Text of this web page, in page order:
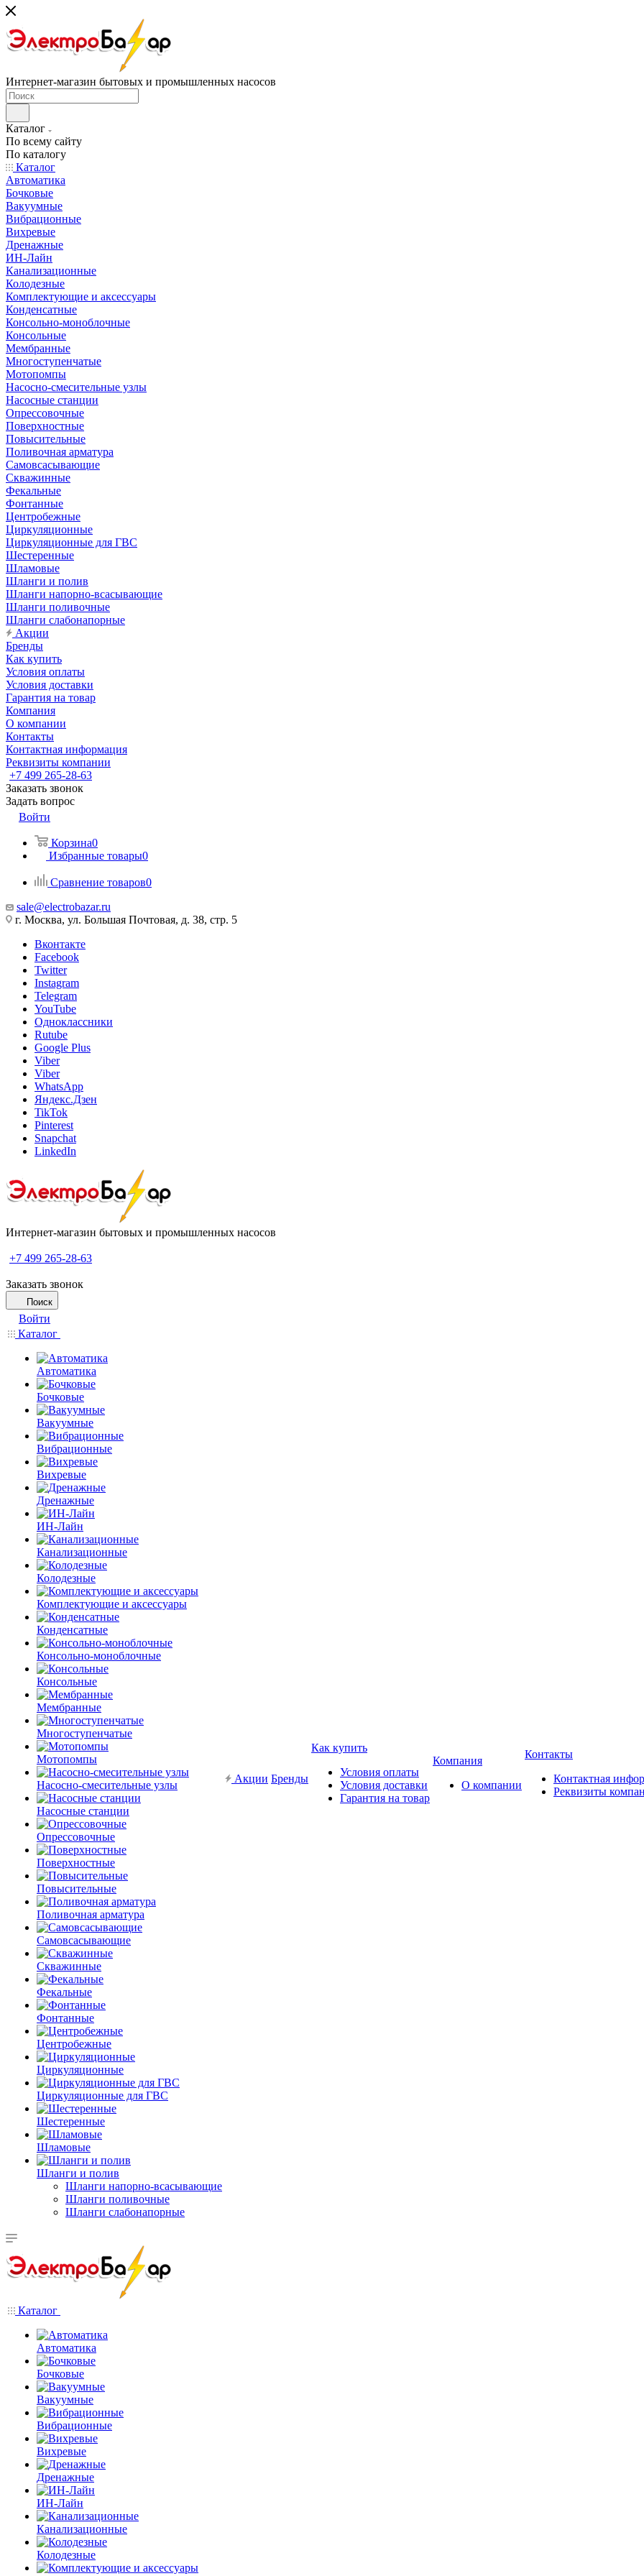
Интернет-магазин бытовых и промышленных насосов
Каталог
По всему сайту
По каталогу
Каталог
Автоматика
Бочковые
Вакуумные
Вибрационные
Вихревые
Дренажные
ИН-Лайн
Канализационные
Колодезные
Комплектующие и аксессуары
Конденсатные
Консольно-моноблочные
Консольные
Мембранные
Многоступенчатые
Мотопомпы
Насосно-смесительные узлы
Насосные станции
Опрессовочные
Поверхностные
Повысительные
Поливочная арматура
Самовсасывающие
Скважинные
Фекальные
Фонтанные
Центробежные
Циркуляционные
Циркуляционные для ГВС
Шестеренные
Шламовые
Шланги и полив
Шланги напорно-всасывающие
Шланги поливочные
Шланги слабонапорные
Акции
Бренды
Как купить
Условия оплаты
Условия доставки
Гарантия на товар
Компания
О компании
Контакты
Контактная информация
Реквизиты компании
+7 499 265-28-63
Заказать звонок
Задать вопрос
Войти
Корзина0
Избранные товары0
Сравнение товаров0
sale@electrobazar.ru
г. Москва, ул. Большая Почтовая, д. 38, стр. 5
Вконтакте
Facebook
Twitter
Instagram
Telegram
YouTube
Одноклассники
Rutube
Google Plus
Viber
Viber
WhatsApp
Яндекс.Дзен
TikTok
Pinterest
Snapchat
LinkedIn
Интернет-магазин бытовых и промышленных насосов
+7 499 265-28-63
Заказать звонок
Поиск
Войти
Каталог
Автоматика
Бочковые
Вакуумные
Вибрационные
Вихревые
Дренажные
ИН-Лайн
Канализационные
Колодезные
Комплектующие и аксессуары
Конденсатные
Консольно-моноблочные
Консольные
Мембранные
Многоступенчатые
Мотопомпы
Насосно-смесительные узлы
Насосные станции
Опрессовочные
Поверхностные
Повысительные
Поливочная арматура
Самовсасывающие
Скважинные
Фекальные
Фонтанные
Центробежные
Циркуляционные
Циркуляционные для ГВС
Шестеренные
Шламовые
Шланги и полив
Шланги напорно-всасывающие
Шланги поливочные
Шланги слабонапорные
Акции Бренды
Как купить
Условия оплаты
Условия доставки
Гарантия на товар
Компания
О компании
Контакты
Контактная
Реквизиты
Каталог
Автоматика
Бочковые
Вакуумные
Вибрационные
Вихревые
Дренажные
ИН-Лайн
Канализационные
Колодезные